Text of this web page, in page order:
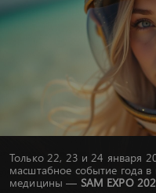
Только 22, 23 и 24 января
масштабное событие года в
медицины — SAM EXPO